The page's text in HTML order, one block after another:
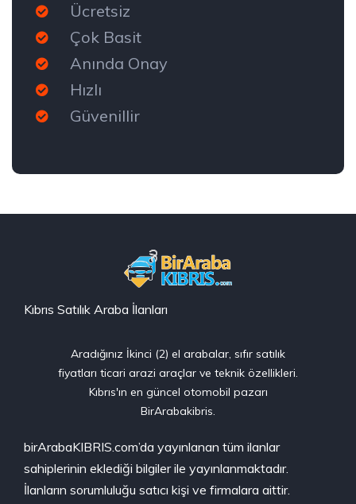
Ücretsiz
Çok Basit
Anında Onay
Hızlı
Güvenillir
Kıbrıs Satılık Araba İlanları
Aradığınız İkinci (2) el arabalar, sıfır satılık
fiyatları ticari arazi araçlar ve teknik özellikleri.
Kıbrıs'ın en güncel otomobil pazarı
BirArabakibris.
birArabaKIBRIS.com’da yayınlanan tüm ilanlar
sahiplerinin eklediği bilgiler ile yayınlanmaktadır.
İlanların sorumluluğu satıcı kişi ve firmalara aittir.